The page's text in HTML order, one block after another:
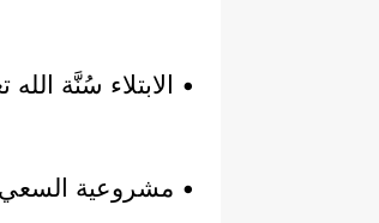
• الابتلاء سُنَّة
• مشروعية السعي